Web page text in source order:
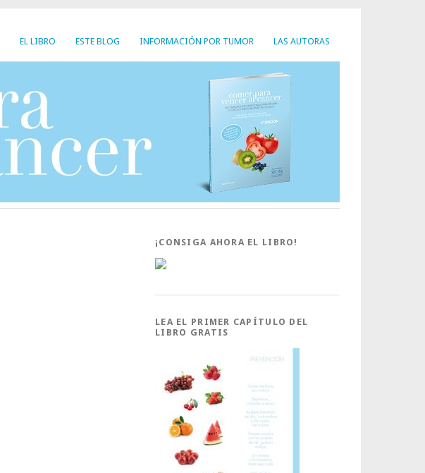
EL LIBRO ESTE BLOG INFORMACIÓN POR TUMOR LAS AUTORAS
¡CONSIGA AHORA EL LIBRO!
LEA EL PRIMER CAPÍTULO DEL
LIBRO GRATIS